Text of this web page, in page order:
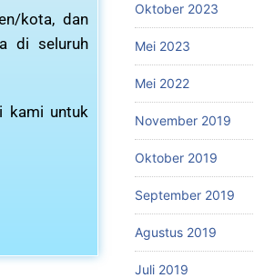
kota, dan
di seluruh
kami untuk
Oktober 2023
Mei 2023
Mei 2022
November 2019
Oktober 2019
September 2019
Agustus 2019
Juli 2019